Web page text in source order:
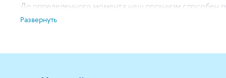
До определенного момента наш организм способен
– опасное состояние, при котором клетки тела не
Развернуть